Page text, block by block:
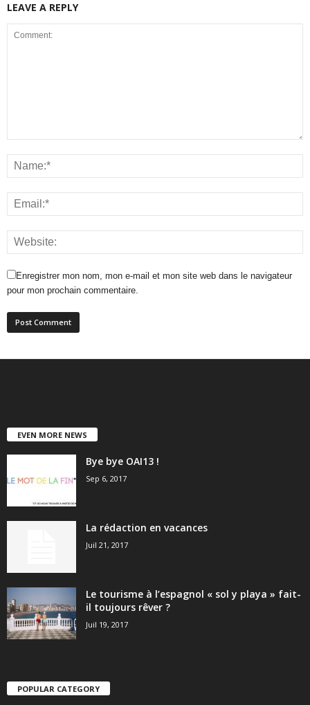
LEAVE A REPLY
Enregistrer mon nom, mon e-mail et mon site web dans le navigateur
pour mon prochain commentaire.
EVEN MORE NEWS
Bye bye OAI13 !
Sep 6, 2017
La rédaction en vacances
Juil 21, 2017
Le tourisme à l’espagnol « sol y playa » fait-
il toujours rêver ?
Juil 19, 2017
POPULAR CATEGORY